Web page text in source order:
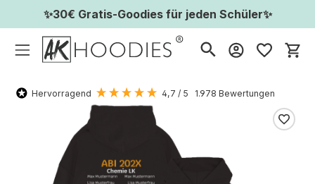
✨30€ Gratis-Goodies für jeden Schüler✨
Hervorragend 4,7 / 5 1.978 Bewertungen